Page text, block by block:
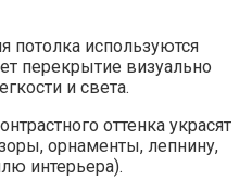
потолка используются
перекрытие визуально
и света.
оттенка украсят
орнаменты, лепнину,
интерьера).